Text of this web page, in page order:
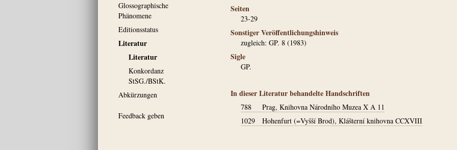
Glossographische
Phänomene
Editionsstatus
Literatur
Literatur
Konkordanz
StSG./BStK.
Abkürzungen
Feedback geben
Seiten
23-29
Sonstiger Veröffentlichungshinweis
zugleich: GP. 8 (1983)
Sigle
GP.
In dieser Literatur behandelte Handschriften
788
Prag, Knihovna Národního Muzea X A 11
1029
Hohenfurt (=Vyšší Brod), Klášterní knihovna CCXVIII